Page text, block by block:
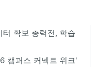
확보 총력전, 학습
캠퍼스 커넥트 위크'